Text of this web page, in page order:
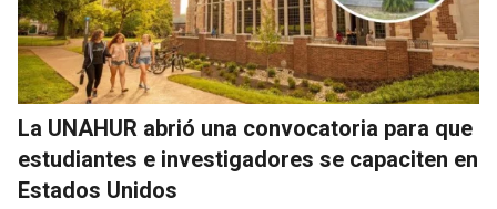
La UNAHUR abrió una convocatoria para que
estudiantes e investigadores se capaciten en
Estados Unidos